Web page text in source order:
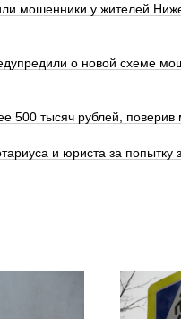
мошенники у жителей
о новой схеме
500 тысяч рублей,
и юриста за попытку